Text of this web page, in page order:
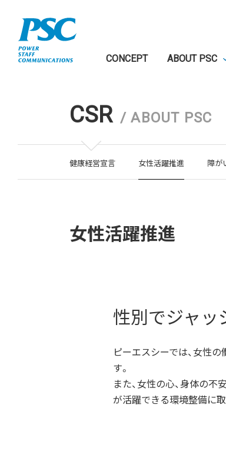
CONCEPT ABOUT PSC
CSR /ABOUT PSC
健康経営宣言 女性活躍推進 障が
女性活躍推進
性別でジャッ
ピーエスシーでは、女性
す。
また、女性の心、身体の
が活躍できる環境整備に